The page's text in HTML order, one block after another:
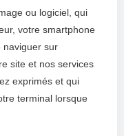
ou logiciel, qui
votre smartphone
naviguer sur
site et nos services
exprimés et qui
terminal lorsque